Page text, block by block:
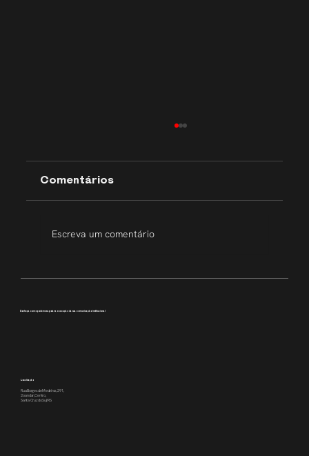
Comentários
Escreva um comentário
Conheça como podemos apoiar a execução da sua comunicação institucional
Localização
Rua Borges de Medeiros, 391,
2o andar, Centro,
Santa Cruz do Sul/RS